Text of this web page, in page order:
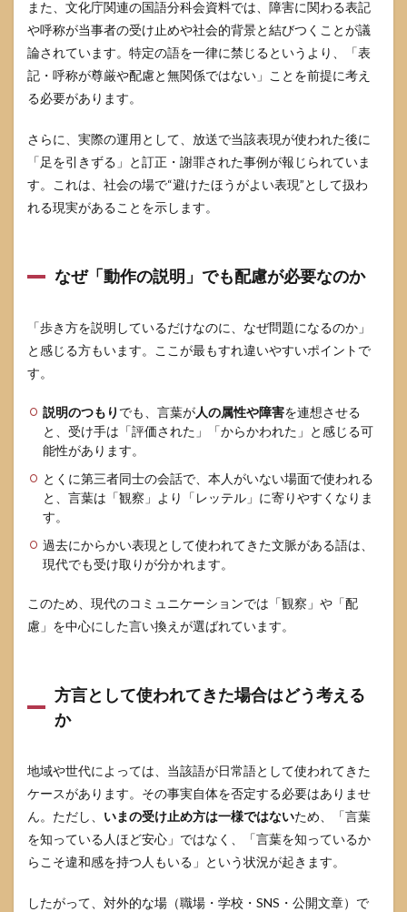
こを
引く
って
しま
った
時の
直し
と謝
り方
3.1
い直
しテ
（短
文）
場で
の言
い直
ンプ
レ
職場
向
3.3
文
正文
プレ
擦）
3.4
指摘
され
た時
の受
め方
また、文化庁関連の国語分科会資料では、障害に関わる表記
や呼称が当事者の受け止めや社会的背景と結びつくことが議
論されています。特定の語を一律に禁じるというより、「表
記・呼称が尊厳や配慮と無関係ではない」ことを前提に考え
る必要があります。
さらに、実際の運用として、放送で当該表現が使われた後に
「足を引きずる」と訂正・謝罪された事例が報じられていま
す。これは、社会の場で“避けたほうがよい表現”として扱わ
れる現実があることを示します。
なぜ「動作の説明」でも配慮が必要なのか
「歩き方を説明しているだけなのに、なぜ問題になるのか」
と感じる方もいます。ここが最もすれ違いやすいポイントで
す。
説明のつもり でも、言葉が人の属性や障害を連想させる
と、受け手は「評価された」「からかわれた」と感じる可
能性があります。
とくに第三者同士の会話で、本人がいない場面で使われる
と、言葉は「観察」より「レッテル」に寄りやすくなりま
す。
過去にからかい表現として使われてきた文脈がある語は、
現代でも受け取りが分かれます。
このため、現代のコミュニケーションでは「観察」や「配
慮」を中心にした言い換えが選ばれています。
方言として使われてきた場合はどう考える
か
地域や世代によっては、当該語が日常語として使われてきた
ケースがあります。その事実自体を否定する必要はありませ
ん。ただし、 いまの受け止め方は一様ではないため、「言葉
を知っている人ほど安心」ではなく、「言葉を知っているか
らこそ違和感を持つ人もいる」という状況が起きます。
したがって、対外的な場（職場・学校・SNS・公開文章）で